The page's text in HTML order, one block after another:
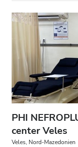
PHI
center Veles
Veles, Nord-Mazedonien